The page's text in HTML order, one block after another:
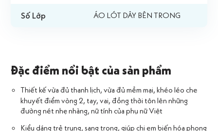
Số Lớp ÁO LÓT DÂY BÊN TRONG
Đặc điểm nổi bật của sản phẩm
Thiết kế vừa đủ thanh lịch, vừa đủ mềm mại, khéo léo che
khuyết điểm vòng 2, tay, vai, đồng thời tôn lên những
đường nét nhẹ nhàng, nữ tính của phụ nữ Việt
Kiểu dáng trẻ trung, sang trọng, giúp chị em biến hóa phong